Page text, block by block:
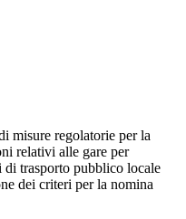
misure regolatorie per la
relativi alle gare per
di trasporto pubblico locale
dei criteri per la nomina